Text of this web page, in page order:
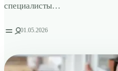
специалисты…
01.05.2026